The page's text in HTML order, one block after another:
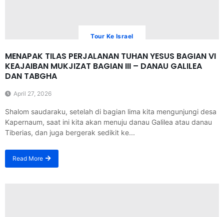
Tour Ke Israel
MENAPAK TILAS PERJALANAN TUHAN YESUS BAGIAN VI
KEAJAIBAN MUKJIZAT BAGIAN III – DANAU GALILEA
DAN TABGHA
April 27, 2026
Shalom saudaraku, setelah di bagian lima kita mengunjungi desa
Kapernaum, saat ini kita akan menuju danau Galilea atau danau
Tiberias, dan juga bergerak sedikit ke...
Read More